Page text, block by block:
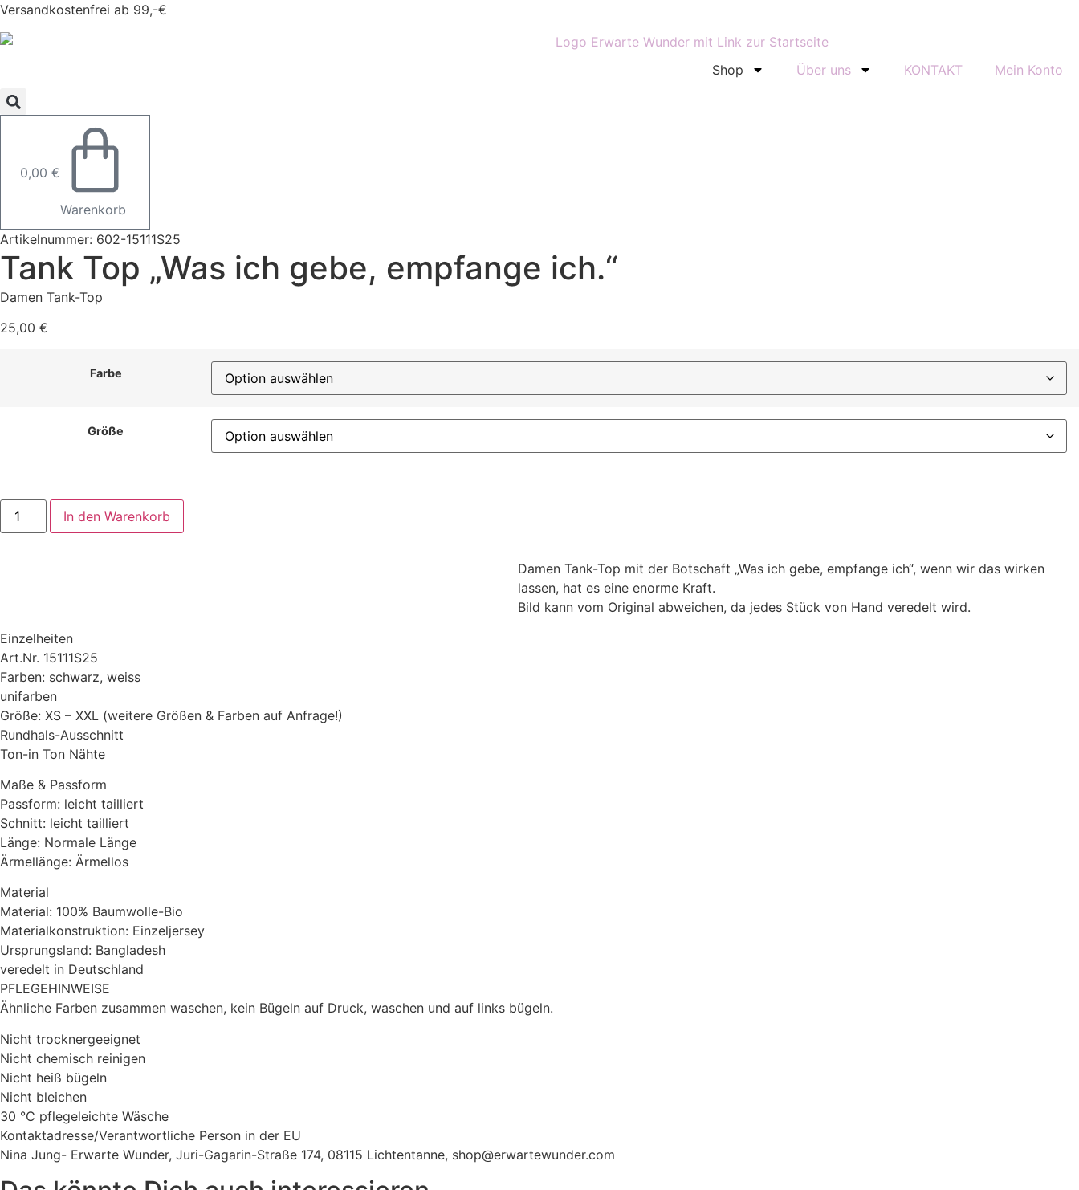
Zum
Inhalt
springen
Versandkostenfrei ab 99,-€
Shop Über uns KONTAKT Mein Konto
0,00 €
Warenkorb
Artikelnummer: 602-15111S25
Tank Top „Was ich gebe, empfange ich.“
Damen Tank-Top
25,00 €
Farbe
Größe
Tank
Top
"Was
In den Warenkorb
Damen Tank-Top mit der Botschaft „Was ich gebe, empfange ich“, wenn wir das wirken
lassen, hat es eine enorme Kraft.
Bild kann vom Original abweichen, da jedes Stück von Hand veredelt wird.
Einzelheiten
Art.Nr. 15111S25
Farben: schwarz, weiss
unifarben
Größe: XS – XXL (weitere Größen & Farben auf Anfrage!)
Rundhals-Ausschnitt
Ton-in Ton Nähte
Maße & Passform
Passform: leicht tailliert
Schnitt: leicht tailliert
Länge: Normale Länge
Ärmellänge: Ärmellos
Material
Material: 100% Baumwolle-Bio
Materialkonstruktion: Einzeljersey
Ursprungsland: Bangladesh
veredelt in Deutschland
PFLEGEHINWEISE
Ähnliche Farben zusammen waschen, kein Bügeln auf Druck, waschen und auf links bügeln.
Nicht trocknergeeignet
Nicht chemisch reinigen
Nicht heiß bügeln
Nicht bleichen
30 °C pflegeleichte Wäsche
Kontaktadresse/Verantwortliche Person in der EU
Nina Jung- Erwarte Wunder, Juri-Gagarin-Straße 174, 08115 Lichtentanne, shop@erwartewunder.com